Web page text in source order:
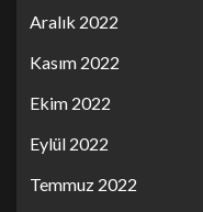
Aralık 2022
Kasım 2022
Ekim 2022
Eylül 2022
Temmuz 2022